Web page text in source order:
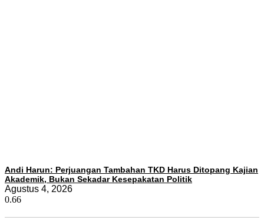
Andi Harun: Perjuangan Tambahan TKD Harus Ditopang Kajian
Akademik, Bukan Sekadar Kesepakatan Politik
Agustus 4, 2026